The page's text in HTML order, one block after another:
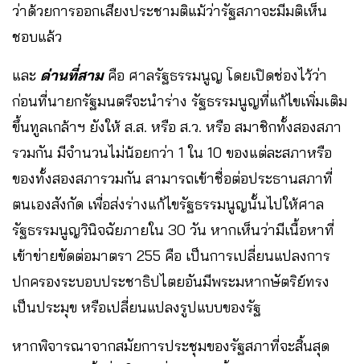
ว่าด้วยการออกเสียงประชามติแม้ว่ารัฐสภาจะมีมติเห็น
ชอบแล้ว
และ ด่านที่สามคือ ศาลรัฐธรรมนูญ โดยเปิดช่องไว้ว่า
ก่อนที่นายกรัฐมนตรีจะนำร่าง รัฐธรรมนูญที่แก้ไขเพิ่มเติม
ขึ้นทูลเกล้าฯ ยังให้ ส.ส. หรือ ส.ว. หรือ สมาชิกทั้งสองสภา
รวมกัน มีจำนวนไม่น้อยกว่า 1 ใน 10 ของแต่ละสภาหรือ
ของทั้งสองสภารวมกัน สามารถเข้าชื่อต่อประธานสภาที่
ตนเองสังกัด เพื่อส่งร่างแก้ไขรัฐธรรมนูญนั้นไปให้ศาล
รัฐธรรมนูญวินิจฉัยภายใน 30 วัน หากเห็นว่ามีเนื้อหาที่
เข้าข่ายขัดต่อมาตรา 255 คือ เป็นการเปลี่ยนแปลงการ
ปกครองระบอบประชาธิปไตยอันมีพระมหากษัตริย์ทรง
เป็นประมุข หรือเปลี่ยนแปลงรูปแบบของรัฐ
หากพิจารณาจากสมัยการประชุมของรัฐสภาที่จะสิ้นสุด